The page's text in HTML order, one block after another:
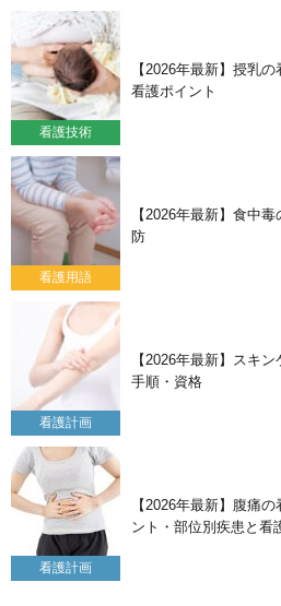
看護技術
【2026年最新】授乳
看護ポイント
看護用語
【2026年最新】食中
防
看護計画
【2026年最新】スキ
手順・資格
看護計画
【2026年最新】腹痛
ント・部位別疾患と看